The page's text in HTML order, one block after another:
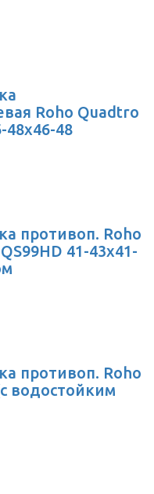
Roho Quadtro
48x46-48
противоп. Roho
41-43х41-
противоп. Roho
водостойким